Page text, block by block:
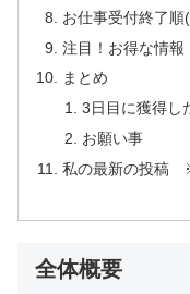
お仕事受付終了順
注目！お得な情報
まとめ
3日目に獲得し
お願い事
私の最新の投稿
全体概要